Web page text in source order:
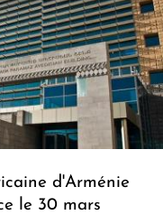
d'Arménie
le 30 mars